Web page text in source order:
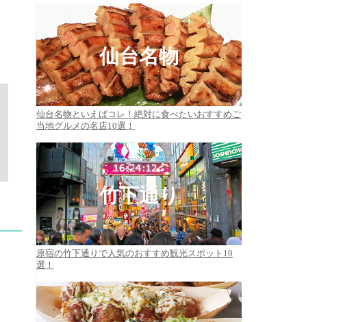
仙台名物
仙台名物といえばコレ！絶対に食べたいおすすめご
当地グルメの名店10選！
竹下通り
原宿の竹下通りで人気のおすすめ観光スポット10
選！